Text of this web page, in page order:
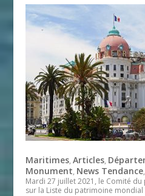
Maritimes,Articles,
Monument, News Tendance,
Mardi 27 juillet 2021, le Comité
sur la Liste du patrimoine mondial